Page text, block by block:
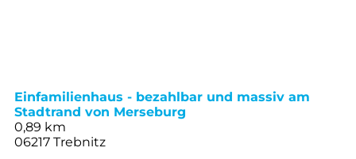
Einfamilienhaus - bezahlbar und massiv am
Stadtrand von Merseburg
0,89 km
06217 Trebnitz